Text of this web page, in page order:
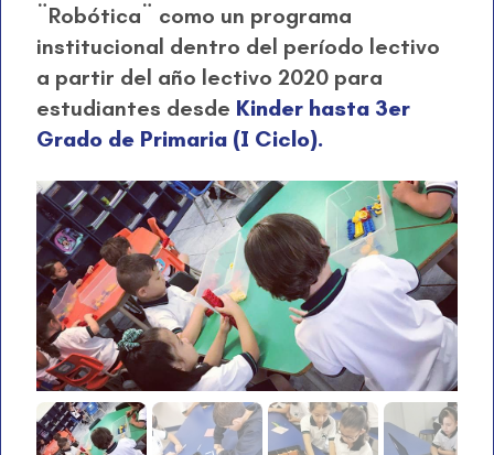
¨Robótica¨ como un programa
institucional dentro del período lectivo
a partir del año lectivo 2020 para
estudiantes desde Kinder hasta 3er
Grado de Primaria (I Ciclo).